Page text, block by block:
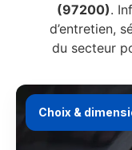
(97200).
d’entretien,
du secteur
Choix &